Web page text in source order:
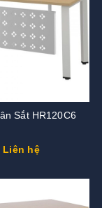
Sắt HR120C6
Liên hệ